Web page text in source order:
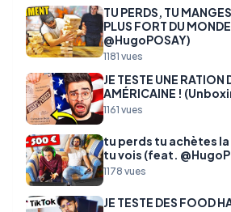
TU PERDS, TU
PLUS FORT DU
@HugoPOSAY)
1181 vues
JE TESTE UNE RATION
AMÉRICAINE !
1161 vues
tu perds tu achètes
tu vois (feat.
1178 vues
JE TESTE DES FOOD